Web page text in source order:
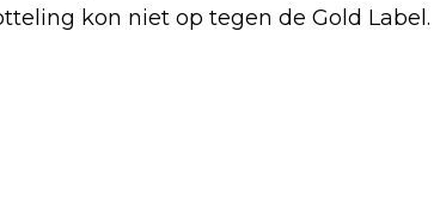
kon niet op tegen de Gold Label.